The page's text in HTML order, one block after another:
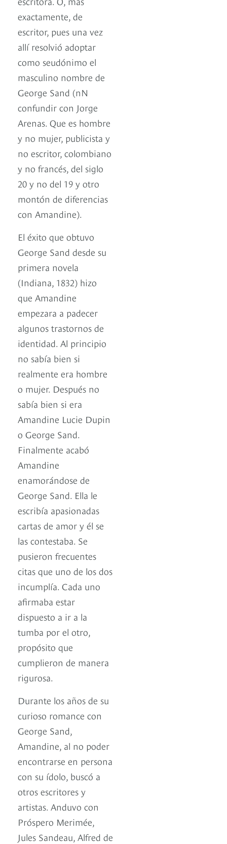
exactamente, de
escritor, pues una vez
allí resolvió adoptar
como seudónimo el
masculino nombre de
George Sand (nN
confundir con Jorge
Arenas. Que es hombre
y no mujer, publicista y
no escritor, colombiano
y no francés, del siglo
20 y no del 19 y otro
montón de diferencias
con Amandine).
El éxito que obtuvo
George Sand desde su
primera novela
(Indiana, 1832) hizo
que Amandine
empezara a padecer
algunos trastornos de
identidad. Al principio
no sabía bien si
realmente era hombre
o mujer. Después no
sabía bien si era
Amandine Lucie Dupin
o George Sand.
Finalmente acabó
Amandine
enamorándose de
George Sand. Ella le
escribía apasionadas
cartas de amor y él se
las contestaba. Se
pusieron frecuentes
citas que uno de los dos
incumplía. Cada uno
afirmaba estar
dispuesto a ir a la
tumba por el otro,
propósito que
cumplieron de manera
rigurosa.
Durante los años de su
curioso romance con
George Sand,
Amandine, al no poder
encontrarse en persona
con su ídolo, buscó a
otros escritores y
artistas. Anduvo con
Próspero Merimée,
Jules Sandeau, Alfred de